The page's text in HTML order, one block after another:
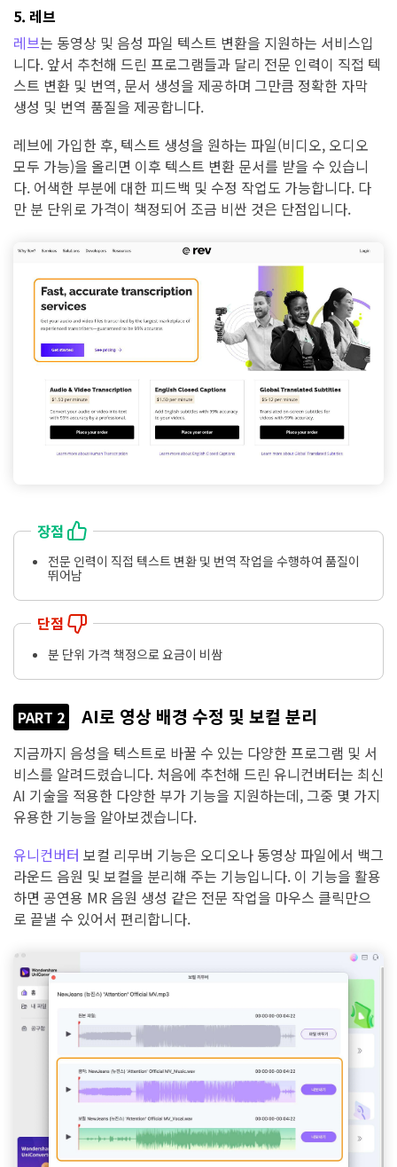
5. 레브
레브는 동영상 및 음성 파일 텍스트 변환을 지원하는 서비스입
니다. 앞서 추천해 드린 프로그램들과 달리 전문 인력이 직접 텍
스트 변환 및 번역, 문서 생성을 제공하며 그만큼 정확한 자막
생성 및 번역 품질을 제공합니다.
레브에 가입한 후, 텍스트 생성을 원하는 파일(비디오, 오디오
모두 가능)을 올리면 이후 텍스트 변환 문서를 받을 수 있습니
다. 어색한 부분에 대한 피드백 및 수정 작업도 가능합니다. 다
만 분 단위로 가격이 책정되어 조금 비싼 것은 단점입니다.
장점
전문 인력이 직접 텍스트 변환 및 번역 작업을 수행하여 품질이
뛰어남
단점
분 단위 가격 책정으로 요금이 비쌈
PART 2 AI로 영상 배경 수정 및 보컬 분리
지금까지 음성을 텍스트로 바꿀 수 있는 다양한 프로그램 및 서
비스를 알려드렸습니다. 처음에 추천해 드린 유니컨버터는 최신
AI 기술을 적용한 다양한 부가 기능을 지원하는데, 그중 몇 가지
유용한 기능을 알아보겠습니다.
유니컨버터 보컬 리무버 기능은 오디오나 동영상 파일에서 백그
라운드 음원 및 보컬을 분리해 주는 기능입니다. 이 기능을 활용
하면 공연용 MR 음원 생성 같은 전문 작업을 마우스 클릭만으
로 끝낼 수 있어서 편리합니다.